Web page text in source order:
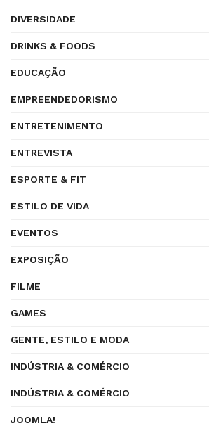
DIVERSIDADE
DRINKS & FOODS
EDUCAÇÃO
EMPREENDEDORISMO
ENTRETENIMENTO
ENTREVISTA
ESPORTE & FIT
ESTILO DE VIDA
EVENTOS
EXPOSIÇÃO
FILME
GAMES
GENTE, ESTILO E MODA
INDÚSTRIA & COMÉRCIO
INDÚSTRIA & COMÉRCIO
JOOMLA!